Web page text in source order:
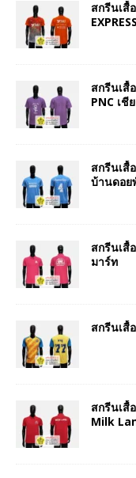
สกรีนเสื้
EXPRESS
สกรีนเสื้
PNC เชี
สกรีนเสื้
บ้านดอ
สกรีนเสื้
มาร์ท
สกรีนเสื้
สกรีนเสื้
Milk